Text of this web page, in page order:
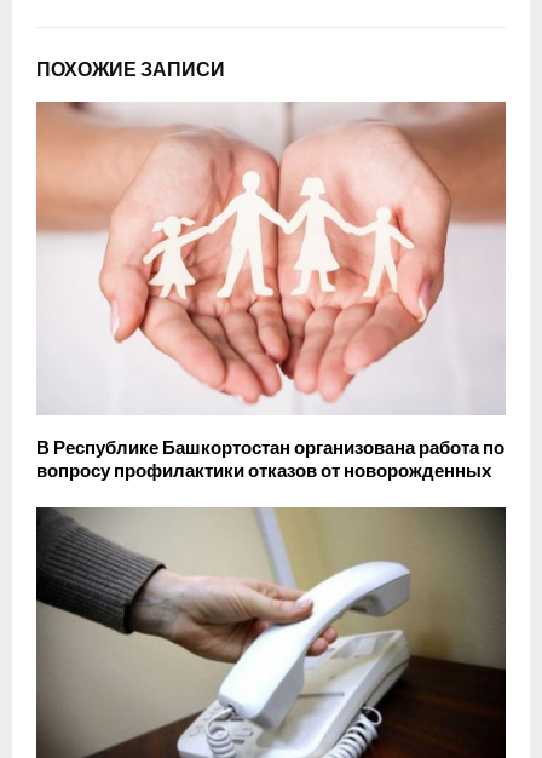
ПОХОЖИЕ ЗАПИСИ
В Республике Башкортостан организована работа по
вопросу профилактики отказов от новорожденных